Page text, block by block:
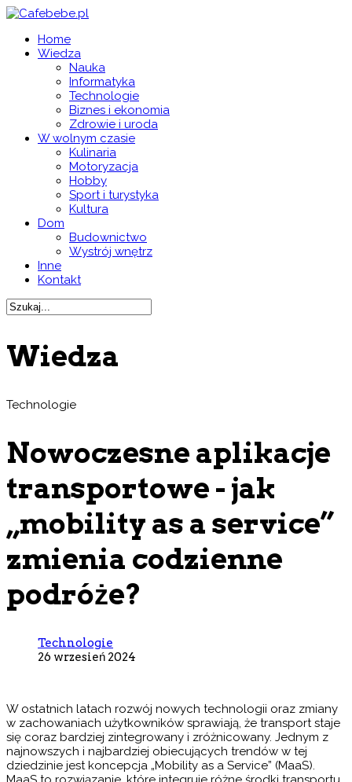
Home
Wiedza
Nauka
Informatyka
Technologie
Biznes i ekonomia
Zdrowie i uroda
W wolnym czasie
Kulinaria
Motoryzacja
Hobby
Sport i turystyka
Kultura
Dom
Budownictwo
Wystrój wnętrz
Inne
Kontakt
Wiedza
Technologie
Nowoczesne aplikacje
transportowe - jak
„mobility as a service”
zmienia codzienne
podróże?
Technologie
26 wrzesień 2024
W ostatnich latach rozwój nowych technologii oraz zmiany
w zachowaniach użytkowników sprawiają, że transport staje
się coraz bardziej zintegrowany i zróżnicowany. Jednym z
najnowszych i najbardziej obiecujących trendów w tej
dziedzinie jest koncepcja „Mobility as a Service” (MaaS).